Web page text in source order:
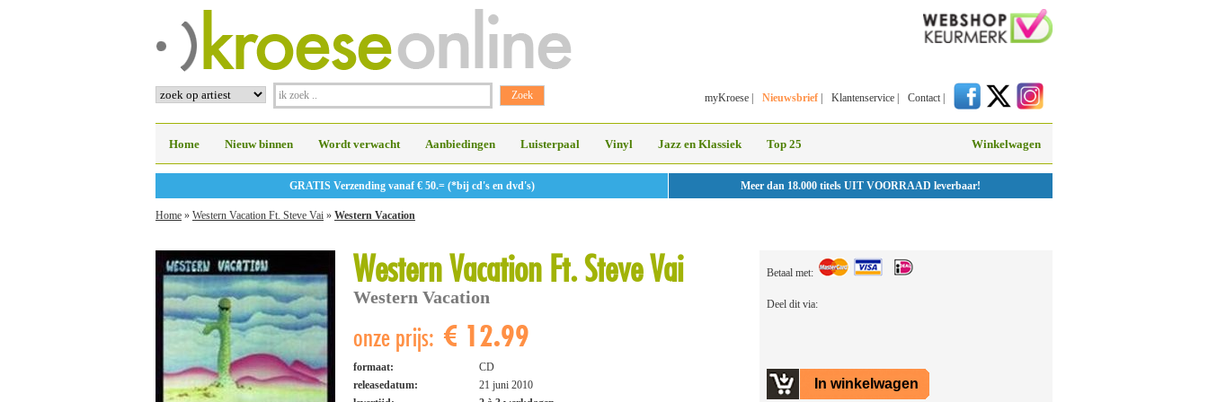
myKroese Nieuwsbrief Klantenservice Contact
Home Nieuw binnen Wordt verwacht Aanbiedingen Luisterpaal Vinyl Jazz en Klassiek Top 25 Winkelwagen
GRATIS Verzending vanaf € 50.= (*bij cd's en dvd's) Meer dan 18.000 titels UIT VOORRAAD leverbaar!
Home » Western Vacation Ft. Steve Vai » Western Vacation
Western Vacation Ft. Steve Vai
Western Vacation
onze prijs: € 12.99
formaat:
CD
releasedatum:
21 juni 2010
Betaal met:
Deel dit via: